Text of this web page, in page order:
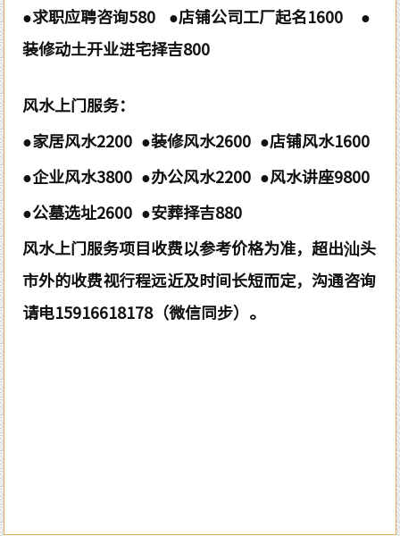
●求职应聘咨询580 ●店铺公司工厂起名1600 ●
装修动土开业进宅择吉800
风水上门服务：
●家居风水2200 ●装修风水2600 ●店铺风水1600
●企业风水3800 ●办公风水2200 ●风水讲座9800
●公墓选址2600 ●安葬择吉880
风水上门服务项目收费以参考价格为准，超出汕头
市外的收费视行程远近及时间长短而定，沟通咨询
请电15916618178（微信同步）。